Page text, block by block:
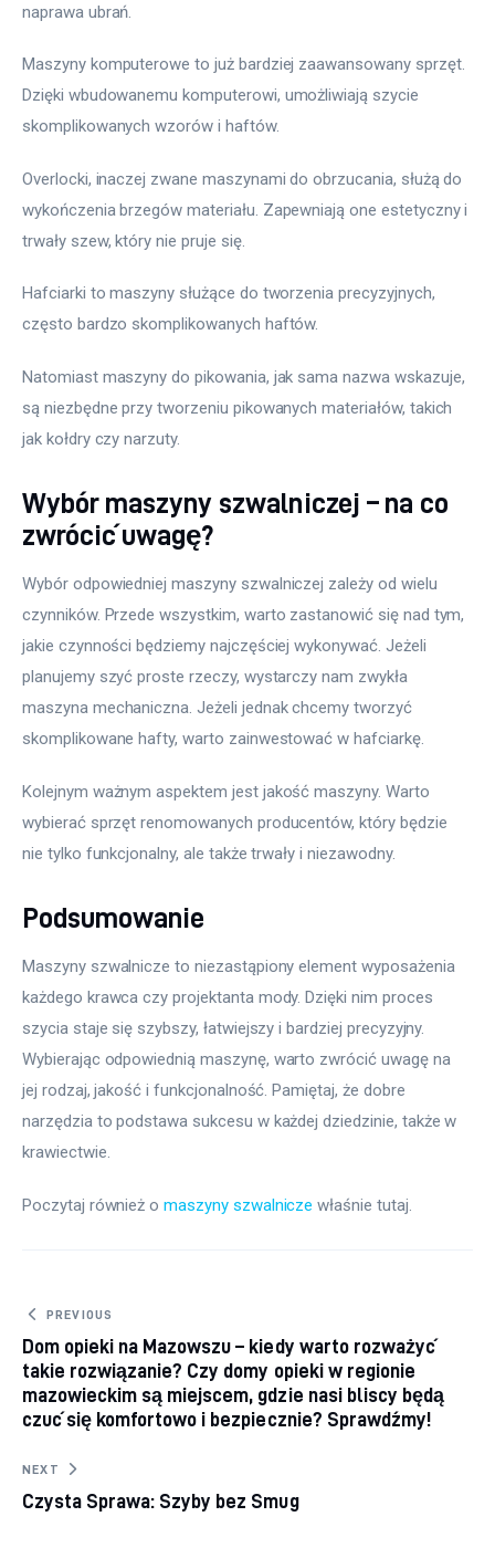
naprawa ubrań.
Maszyny komputerowe to już bardziej zaawansowany sprzęt.
Dzięki wbudowanemu komputerowi, umożliwiają szycie
skomplikowanych wzorów i haftów.
Overlocki, inaczej zwane maszynami do obrzucania, służą do
wykończenia brzegów materiału. Zapewniają one estetyczny i
trwały szew, który nie pruje się.
Hafciarki to maszyny służące do tworzenia precyzyjnych,
często bardzo skomplikowanych haftów.
Natomiast maszyny do pikowania, jak sama nazwa wskazuje,
są niezbędne przy tworzeniu pikowanych materiałów, takich
jak kołdry czy narzuty.
Wybór maszyny szwalniczej – na co
zwrócić uwagę?
Wybór odpowiedniej maszyny szwalniczej zależy od wielu
czynników. Przede wszystkim, warto zastanowić się nad tym,
jakie czynności będziemy najczęściej wykonywać. Jeżeli
planujemy szyć proste rzeczy, wystarczy nam zwykła
maszyna mechaniczna. Jeżeli jednak chcemy tworzyć
skomplikowane hafty, warto zainwestować w hafciarkę.
Kolejnym ważnym aspektem jest jakość maszyny. Warto
wybierać sprzęt renomowanych producentów, który będzie
nie tylko funkcjonalny, ale także trwały i niezawodny.
Podsumowanie
Maszyny szwalnicze to niezastąpiony element wyposażenia
każdego krawca czy projektanta mody. Dzięki nim proces
szycia staje się szybszy, łatwiejszy i bardziej precyzyjny.
Wybierając odpowiednią maszynę, warto zwrócić uwagę na
jej rodzaj, jakość i funkcjonalność. Pamiętaj, że dobre
narzędzia to podstawa sukcesu w każdej dziedzinie, także w
krawiectwie.
Poczytaj również o maszyny szwalnicze właśnie tutaj.
Nawigacja wpisu
PREVIOUS
Dom opieki na Mazowszu – kiedy warto rozważyć
takie rozwiązanie? Czy domy opieki w regionie
mazowieckim są miejscem, gdzie nasi bliscy będą
czuć się komfortowo i bezpiecznie? Sprawdźmy!
NEXT
Czysta Sprawa: Szyby bez Smug